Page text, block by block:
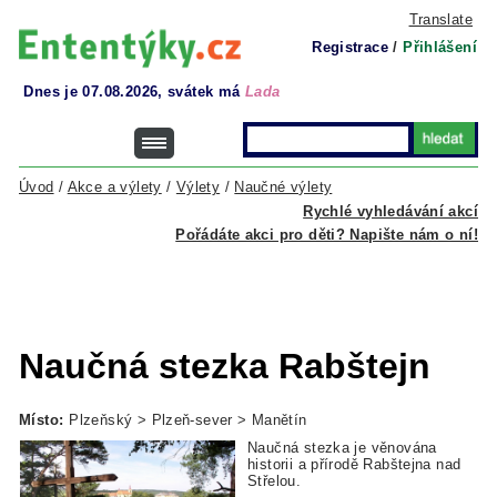
Translate
Registrace / Přihlášení
Dnes je 07.08.2026, svátek má Lada
Rychlé vyhledávání akcí
Úvod / Akce a výlety / Výlety / Naučné výlety
Pořádáte akci pro děti? Napište nám o ní!
Naučná stezka Rabštejn
Místo: Plzeňský > Plzeň-sever > Manětín
Naučná stezka je věnována
historii a přírodě Rabštejna nad
Střelou.